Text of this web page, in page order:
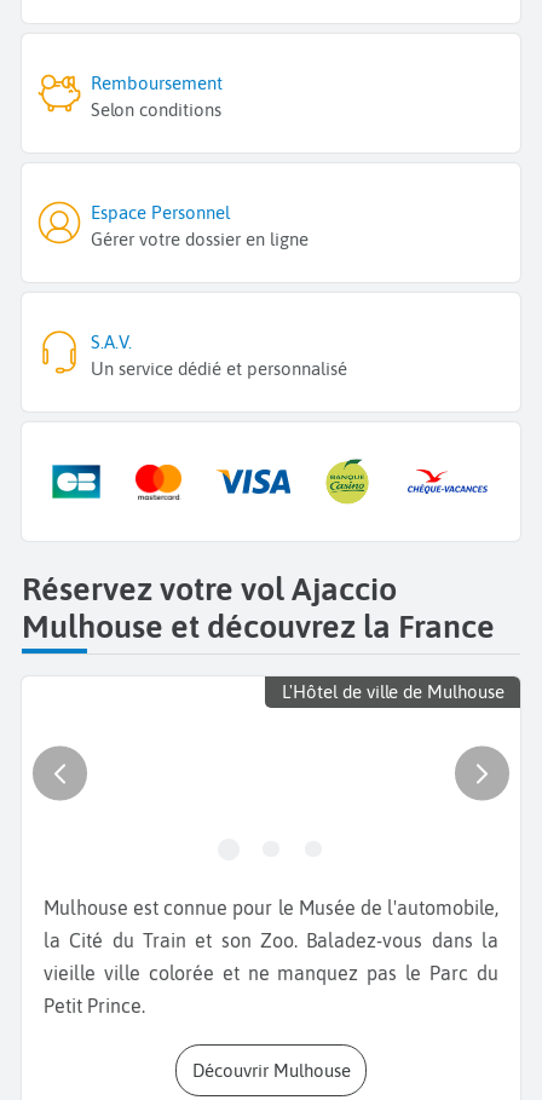
Remboursement
Selon conditions
Espace Personnel
Gérer votre dossier en ligne
S.A.V.
Un service dédié et personnalisé
Réservez votre vol Ajaccio
Mulhouse et découvrez la France
L'Hôtel de ville de Mulhouse
Mulhouse est connue pour le Musée de l'automobile,
la Cité du Train et son Zoo. Baladez-vous dans la
vieille ville colorée et ne manquez pas le Parc du
Petit Prince.
Découvrir Mulhouse